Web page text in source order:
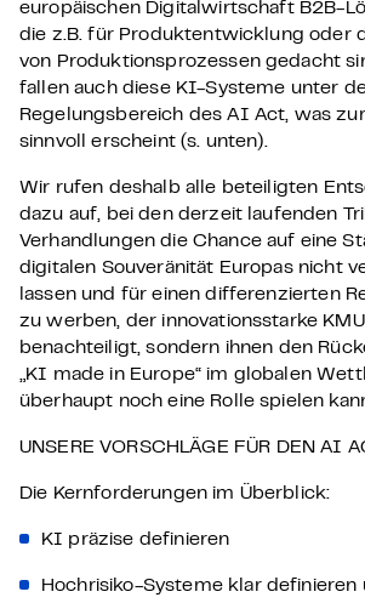
europäischen Digitalwirtschaft B2B-
die z.B. für Produktentwicklung oder
von Produktionsprozessen gedacht
fallen auch diese KI-Systeme unter
Regelungsbereich des AI Act, was
sinnvoll erscheint (s. unten).
Wir rufen deshalb alle beteiligten
dazu auf, bei den derzeit laufenden
Verhandlungen die Chance auf eine
digitalen Souveränität Europas nicht
lassen und für einen differenzierten
zu werben, der innovationsstarke
benachteiligt, sondern ihnen den
„KI made in Europe“ im globalen
überhaupt noch eine Rolle spielen
UNSERE VORSCHLÄGE FÜR DEN AI
Die Kernforderungen im Überblick:
KI präzise definieren
Hochrisiko-Systeme klar definieren